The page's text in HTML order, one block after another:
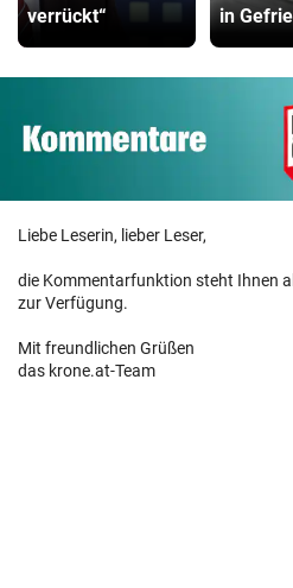
verrückt“
in
Liebe Leserin, lieber Leser,
die Kommentarfunktion steht Ihnen
zur Verfügung.
Mit freundlichen Grüßen
das krone.at-Team